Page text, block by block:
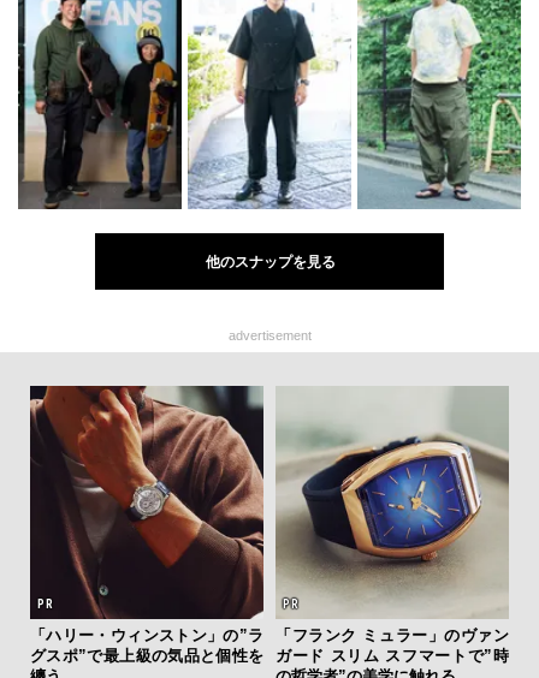
他のスナップを見る
advertisement
「ハリー・ウィンストン」の”ラ
グスポ”で最上級の気品と個性を
「フランク ミュラー」のヴァン
ガード スリム スフマートで”時